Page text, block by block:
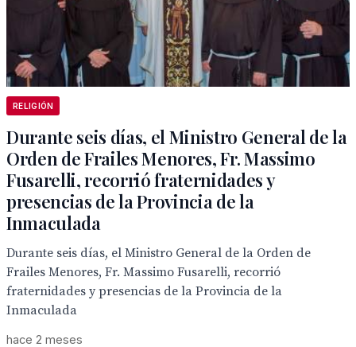
RELIGIÓN
Durante seis días, el Ministro General de la
Orden de Frailes Menores, Fr. Massimo
Fusarelli, recorrió fraternidades y
presencias de la Provincia de la
Inmaculada
Durante seis días, el Ministro General de la Orden de
Frailes Menores, Fr. Massimo Fusarelli, recorrió
fraternidades y presencias de la Provincia de la
Inmaculada
hace 2 meses